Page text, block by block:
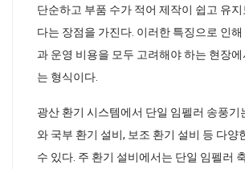
단순하고 부품 수가 적어 제작이 쉽고 유
다는 장점을 가진다. 이러한 특징으로 인
과 운영 비용을 모두 고려해야 하는 현장
는 형식이다.
광산 환기 시스템에서 단일 임펠러 송풍기
와 국부 환기 설비, 보조 환기 설비 등 다양
수 있다. 주 환기 설비에서는 단일 임펠러